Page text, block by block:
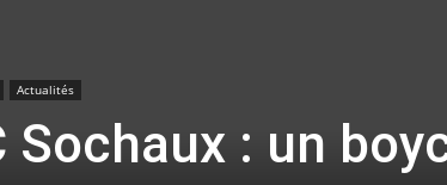
Actualités
Sochaux : un